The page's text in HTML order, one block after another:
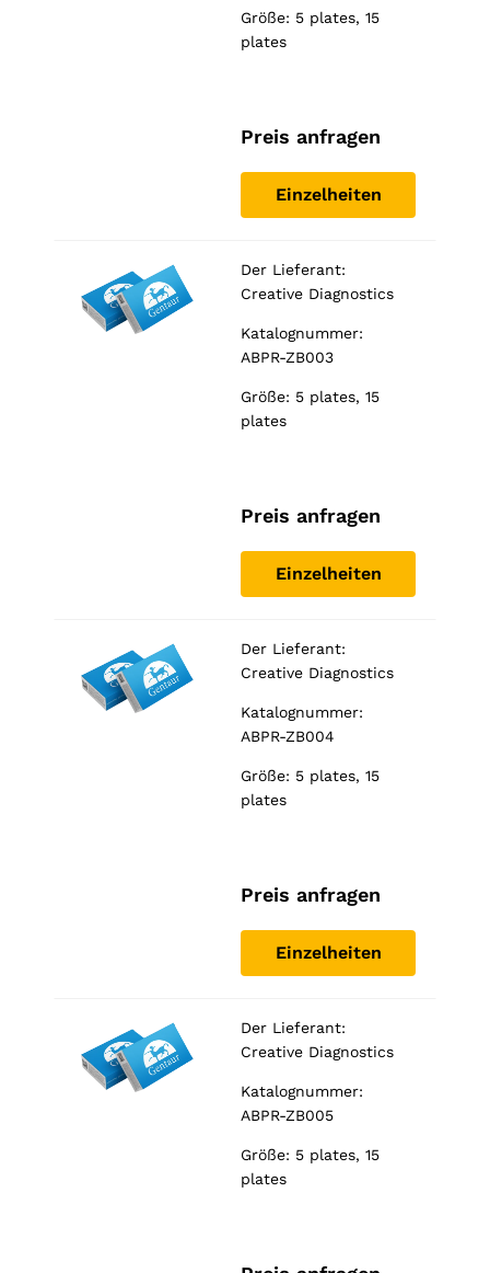
Größe: 5 plates, 15
plates
Preis anfragen
Einzelheiten
Der Lieferant:
Creative Diagnostics
Katalognummer:
ABPR-ZB003
Größe: 5 plates, 15
plates
Preis anfragen
Einzelheiten
Der Lieferant:
Creative Diagnostics
Katalognummer:
ABPR-ZB004
Größe: 5 plates, 15
plates
Preis anfragen
Einzelheiten
Der Lieferant:
Creative Diagnostics
Katalognummer:
ABPR-ZB005
Größe: 5 plates, 15
plates